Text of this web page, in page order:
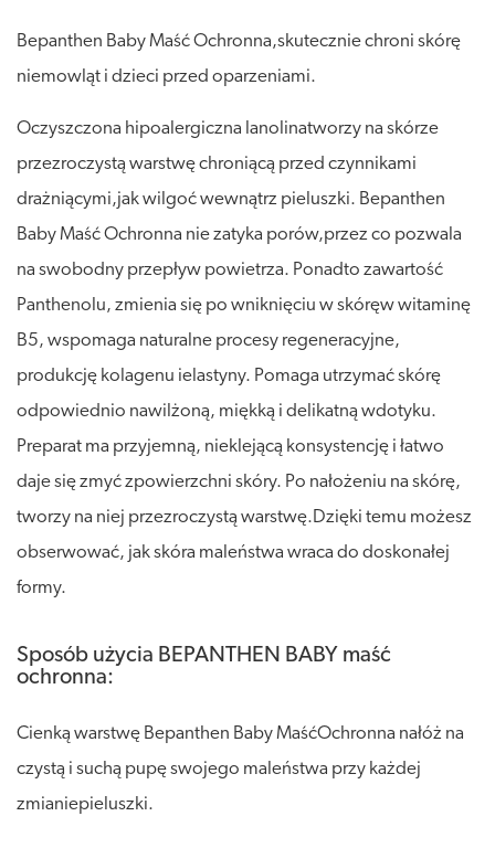
Bepanthen Baby Maść Ochronna,skutecznie chroni skórę
niemowląt i dzieci przed oparzeniami.
Oczyszczona hipoalergiczna lanolinatworzy na skórze
przezroczystą warstwę chroniącą przed czynnikami
drażniącymi,jak wilgoć wewnątrz pieluszki. Bepanthen
Baby Maść Ochronna nie zatyka porów,przez co pozwala
na swobodny przepływ powietrza. Ponadto zawartość
Panthenolu, zmienia się po wniknięciu w skóręw witaminę
B5, wspomaga naturalne procesy regeneracyjne,
produkcję kolagenu ielastyny. Pomaga utrzymać skórę
odpowiednio nawilżoną, miękką i delikatną wdotyku.
Preparat ma przyjemną, nieklejącą konsystencję i łatwo
daje się zmyć zpowierzchni skóry. Po nałożeniu na skórę,
tworzy na niej przezroczystą warstwę.Dzięki temu możesz
obserwować, jak skóra maleństwa wraca do doskonałej
formy.
Sposób użycia BEPANTHEN BABY maść
ochronna:
Cienką warstwę Bepanthen Baby MaśćOchronna nałóż na
czystą i suchą pupę swojego maleństwa przy każdej
zmianiepieluszki.